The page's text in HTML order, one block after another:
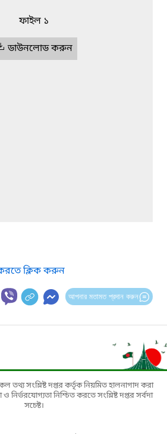
ফাইল ১
ডাউনলোড করুন
ক্লিক করুন
আপনার মতামত প্রদান করুন
তথ্য সংশ্লিষ্ট দপ্তর কর্তৃক নিয়মিত হালনাগাদ করা
ও নির্ভরযোগ্যতা নিশ্চিত করতে সংশ্লিষ্ট দপ্তর সর্বদা
সচেষ্ট।